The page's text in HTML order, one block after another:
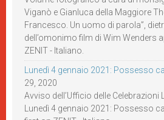
Viganò e Gianluca della Maggiore
Francesco. Un uomo di parola”,
dell’omonimo film di Wim Wenders
ZENIT - Italiano.
Lunedì 4 gennaio 2021: Possesso
29, 2020
Avviso dell’Ufficio delle Celebrazioni
Lunedì 4 gennaio 2021: Possesso